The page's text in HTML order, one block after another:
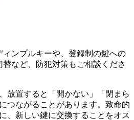
ィンプルキーや、登録制の鍵への
など、防犯対策もご相談くださ
放置すると「開かない」「閉まら
つながることがあります。致命的
、新しい鍵に交換することをオス